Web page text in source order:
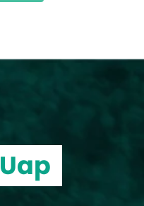
Uap